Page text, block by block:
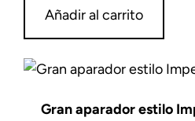
Añadir al carrito
Gran aparador estilo